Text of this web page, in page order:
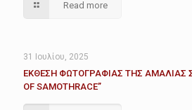
Read more
31 Ιουλίου, 2025
ΕΚΘΕΣΗ ΦΩΤΟΓΡΑΦΙΑΣ ΤΗΣ ΑΜΑΛΙΑΣ
OF SAMOTHRACE”